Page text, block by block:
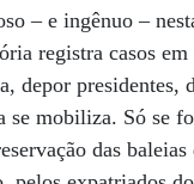
– e ingênuo –
registra casos
depor presidentes,
se mobiliza. Só se
das